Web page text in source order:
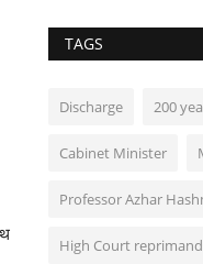
TAGS
Discharge 200
Cabinet Minister
Professor Azhar
High Court